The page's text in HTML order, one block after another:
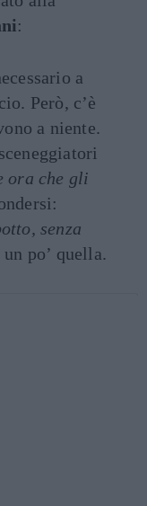
:
a
Però, c’è
a niente.
ora che gli
senza
po’ quella.